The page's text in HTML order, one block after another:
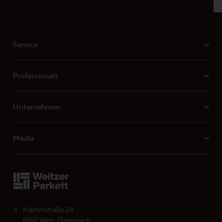
Mehrschichtprodukte
A
Klammstraße 24
8160 Weiz, Österreich
Service
Professionals
Unternehmen
Media